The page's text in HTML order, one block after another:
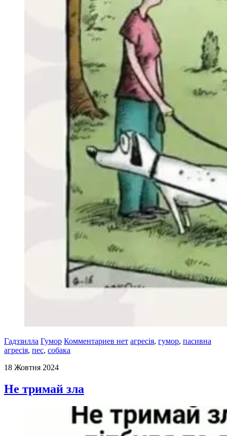
Гадззилла Гумор Комментариев нет агресія, гумор, пасивна
агресія, пес, собака
18 Жовтня 2024
Не тримай зла